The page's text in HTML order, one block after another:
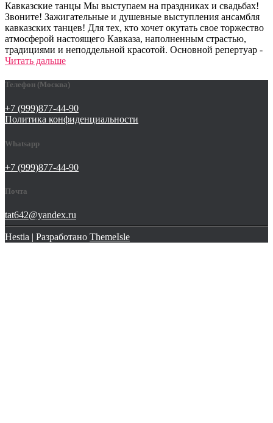
Кавказские танцы Мы выступаем на праздниках и свадьбах!
Звоните! Зажигательные и душевные выступления ансамбля
кавказских танцев! Для тех, кто хочет окутать свое торжество
атмосферой настоящего Кавказа, наполненным страстью,
традициями и неподдельной красотой. Основной репертуар -
Читать дальше
Телефон (Москва)
+7 (999)877-44-90
Политика конфиденциальности
Whatsapp
+7 (999)877-44-90
Почта
tat642@yandex.ru
Hestia | Разработано ThemeIsle